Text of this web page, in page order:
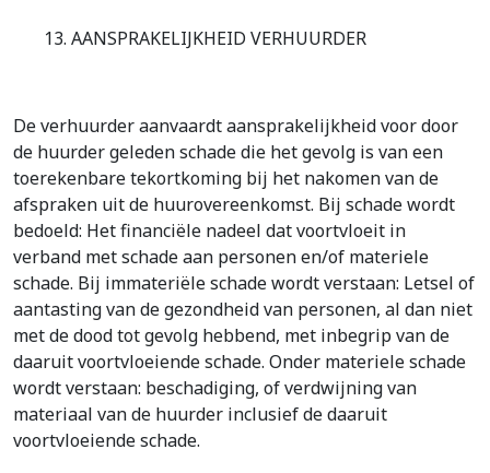
13. AANSPRAKELIJKHEID VERHUURDER
De verhuurder aanvaardt aansprakelijkheid voor door
de huurder geleden schade die het gevolg is van een
toerekenbare tekortkoming bij het nakomen van de
afspraken uit de huurovereenkomst. Bij schade wordt
bedoeld: Het financiële nadeel dat voortvloeit in
verband met schade aan personen en/of materiele
schade. Bij immateriële schade wordt verstaan: Letsel of
aantasting van de gezondheid van personen, al dan niet
met de dood tot gevolg hebbend, met inbegrip van de
daaruit voortvloeiende schade. Onder materiele schade
wordt verstaan: beschadiging, of verdwijning van
materiaal van de huurder inclusief de daaruit
voortvloeiende schade.